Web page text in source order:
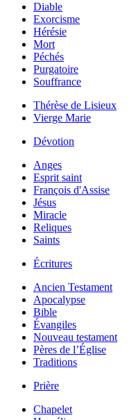
Diable
Exorcisme
Hérésie
Mort
Péchés
Purgatoire
Souffrance
Thérèse de Lisieux
Vierge Marie
Dévotion
Anges
Esprit saint
François d'Assise
Jésus
Miracle
Reliques
Saints
Écritures
Ancien Testament
Apocalypse
Bible
Évangiles
Nouveau testament
Pères de l’Église
Traditions
Prière
Chapelet